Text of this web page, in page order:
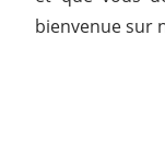
bienvenue sur